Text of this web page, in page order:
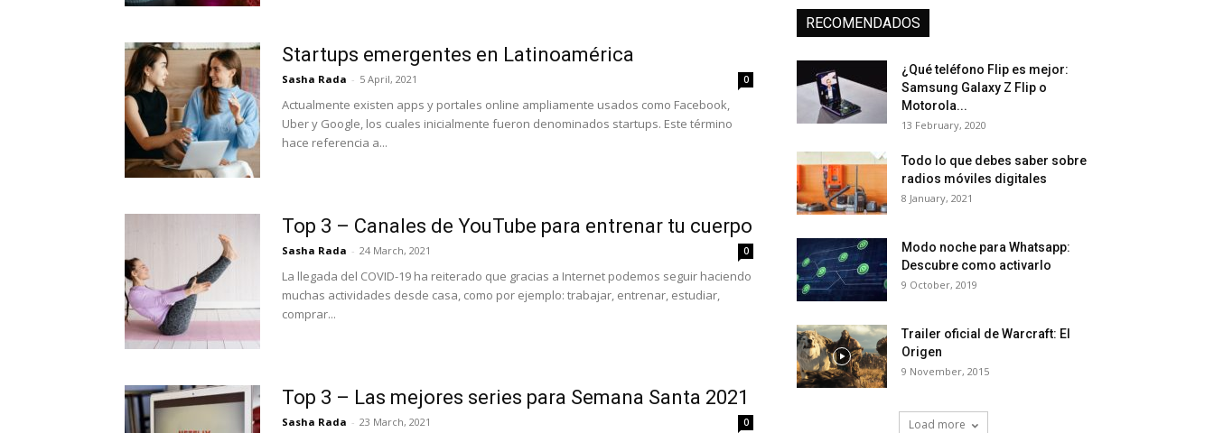
Startups emergentes en Latinoamérica
Sasha Rada - 5 April, 2021 0
Actualmente existen apps y portales online ampliamente usados como Facebook,
Uber y Google, los cuales inicialmente fueron denominados startups. Este término
hace referencia a...
Top 3 – Canales de YouTube para entrenar tu cuerpo
Sasha Rada - 24 March, 2021 0
La llegada del COVID-19 ha reiterado que gracias a Internet podemos seguir haciendo
muchas actividades desde casa, como por ejemplo: trabajar, entrenar, estudiar,
comprar...
Top 3 – Las mejores series para Semana Santa 2021
Sasha Rada - 23 March, 2021 0
RECOMENDADOS
¿Qué teléfono Flip es mejor:
Samsung Galaxy Z Flip o
Motorola...
13 February, 2020
Todo lo que debes saber sobre
radios móviles digitales
8 January, 2021
Modo noche para Whatsapp:
Descubre como activarlo
9 October, 2019
Trailer oficial de Warcraft: El
Origen
9 November, 2015
Load more